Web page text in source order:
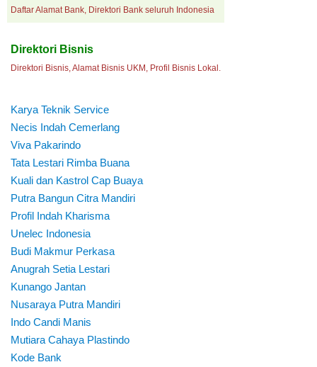
Daftar Alamat Bank, Direktori Bank seluruh Indonesia
Direktori Bisnis
Direktori Bisnis, Alamat Bisnis UKM, Profil Bisnis Lokal.
Karya Teknik Service
Necis Indah Cemerlang
Viva Pakarindo
Tata Lestari Rimba Buana
Kuali dan Kastrol Cap Buaya
Putra Bangun Citra Mandiri
Profil Indah Kharisma
Unelec Indonesia
Budi Makmur Perkasa
Anugrah Setia Lestari
Kunango Jantan
Nusaraya Putra Mandiri
Indo Candi Manis
Mutiara Cahaya Plastindo
Kode Bank